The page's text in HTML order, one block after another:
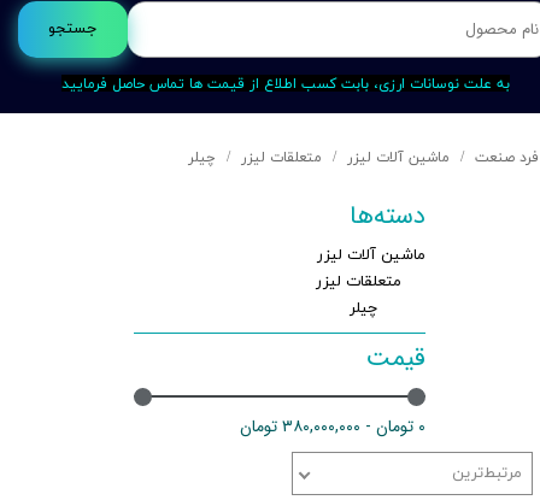
جستجو
به علت نوسانات ارزی، بابت کسب اطلاع از قیمت ها تماس حاصل فرمایید
فرد صنعت ماشین آلات لیزر متعلقات لیزر چیلر
دسته‌ها
ماشین آلات لیزر
متعلقات لیزر
چیلر
قیمت
۰ تومان - ۳۸۰,۰۰۰,۰۰۰ تومان
مرتبط‌ترین